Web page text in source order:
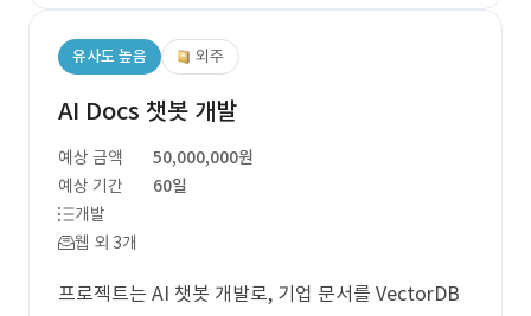
유사도 높음 외주
AI Docs 챗봇 개발
예상 금액
50,000,000원
예상 기간
60일
개발
웹 외 3개
프로젝트는 AI 챗봇 개발로, 기업 문서를 VectorDB